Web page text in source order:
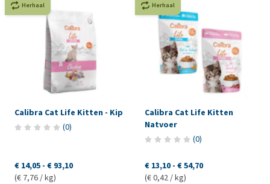
Herhaal
Calibra Cat Life Kitten - Kip
(0)
€ 14,05 - € 93,10
(€ 7,76 / kg)
Herhaal
Calibra Cat Life Kitten
Natvoer
(0)
€ 13,10 - € 54,70
(€ 0,42 / kg)